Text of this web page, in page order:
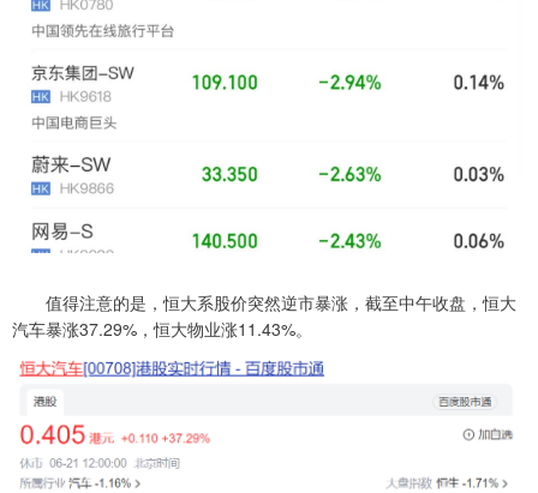
值得注意的是，恒大系股价突然逆市暴涨，截至中午收盘，恒大
汽车暴涨37.29%，恒大物业涨11.43%。